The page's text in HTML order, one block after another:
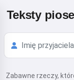
Teksty
Zabawne rzeczy,